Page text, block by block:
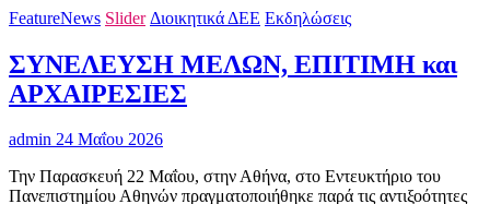
FeatureNews Slider Διοικητικά ΔΕΕ Εκδηλώσεις
ΣΥΝΕΛΕΥΣΗ ΜΕΛΩΝ, ΕΠΙΤΙΜΗ και
ΑΡΧΑΙΡΕΣΙΕΣ
admin 24 Μαΐου 2026
Την Παρασκευή 22 Μαΐου, στην Αθήνα, στο Εντευκτήριο του
Πανεπιστημίου Αθηνών πραγματοποιήθηκε παρά τις αντιξοότητες